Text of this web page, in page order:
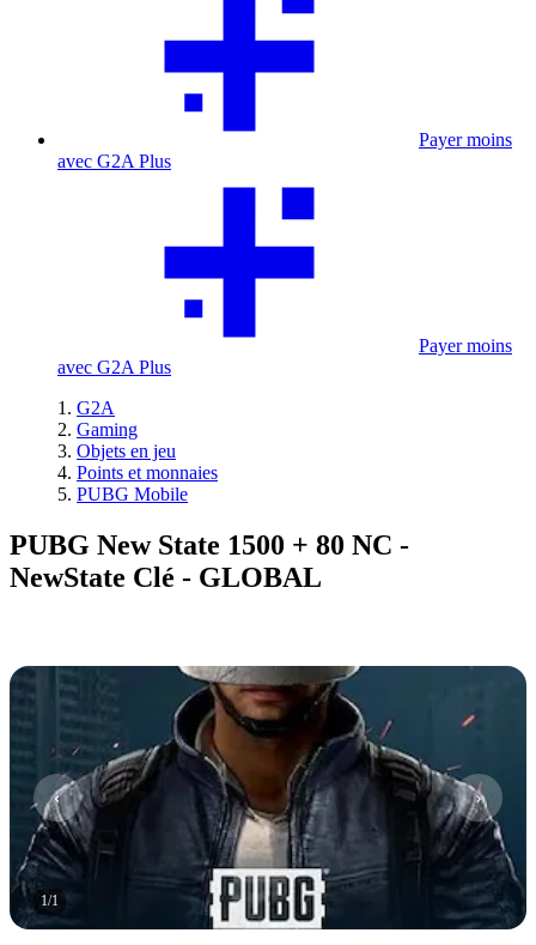
Payer moins
avec G2A Plus
Payer moins
avec G2A Plus
G2A
Gaming
Objets en jeu
Points et monnaies
PUBG Mobile
PUBG New State 1500 + 80 NC -
NewState Clé - GLOBAL
1/1